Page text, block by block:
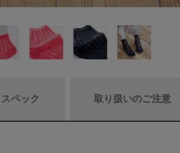
ペック 取り扱いのご注意